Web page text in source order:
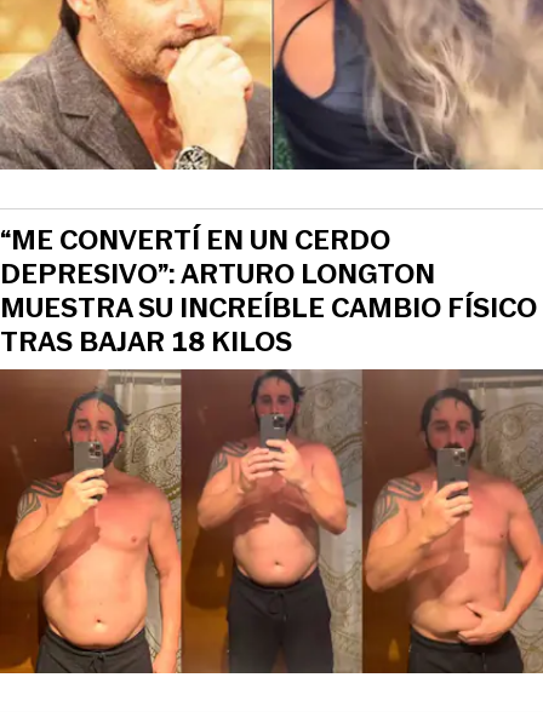
“ME CONVERTÍ EN UN CERDO
DEPRESIVO”: ARTURO LONGTON
MUESTRA SU INCREÍBLE CAMBIO FÍSICO
TRAS BAJAR 18 KILOS